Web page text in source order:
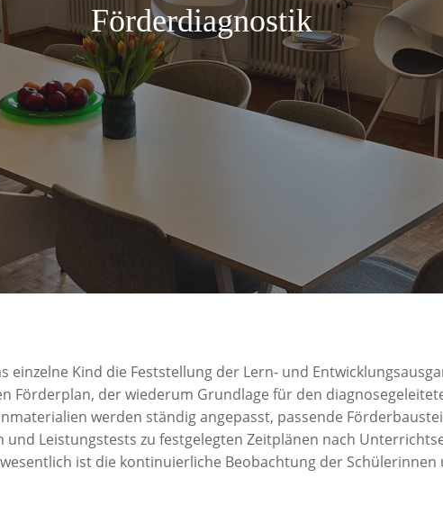
Förderdiagnostik
Kind die Feststellung der Lern- und
Förderplan, der wiederum Grundlage für den
werden ständig angepasst, passende
Leistungstests zu festgelegten Zeitplänen nach
ist die kontinuierliche Beobachtung der Schülerinnen